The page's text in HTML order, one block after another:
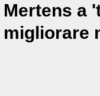
Mertens a
migliorare